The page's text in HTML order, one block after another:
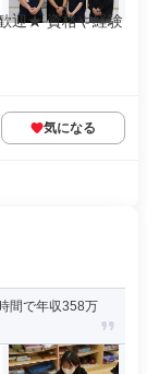
迎★ 資格や経験
気になる
間で年収358万